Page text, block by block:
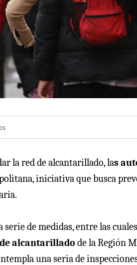
la red de alcantarillado, las
iniciativa que busca
serie de medidas, entre las
alcantarillado de la Región
una seria de